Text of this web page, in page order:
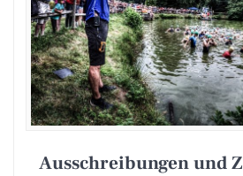
Ausschreibungen und